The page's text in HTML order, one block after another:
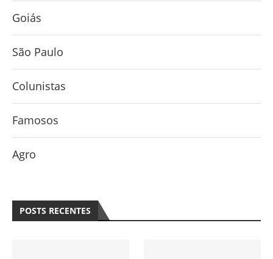
Goiás
São Paulo
Colunistas
Famosos
Agro
POSTS RECENTES